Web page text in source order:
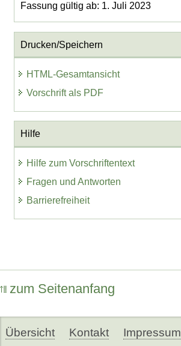
Fassung gültig ab: 1. Juli 2023
Drucken/Speichern
HTML-Gesamtansicht
Vorschrift als PDF
Hilfe
Hilfe zum Vorschriftentext
Fragen und Antworten
Barrierefreiheit
zum Seitenanfang
Übersicht Kontakt Impressum